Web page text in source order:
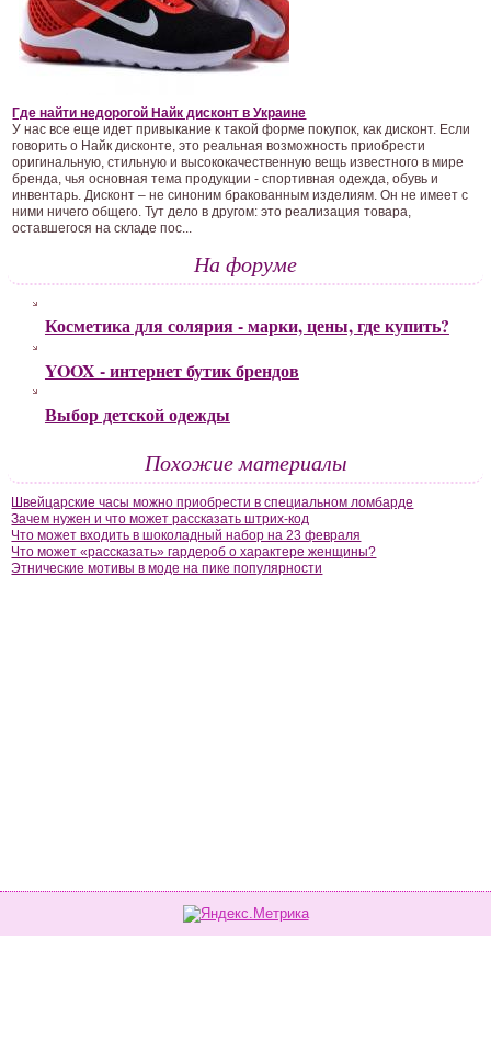
Где найти недорогой Найк дисконт в Украине
У нас все еще идет привыкание к такой форме покупок, как дисконт. Если
говорить о Найк дисконте, это реальная возможность приобрести
оригинальную, стильную и высококачественную вещь известного в мире
бренда, чья основная тема продукции - спортивная одежда, обувь и
инвентарь. Дисконт – не синоним бракованным изделиям. Он не имеет с
ними ничего общего. Тут дело в другом: это реализация товара,
оставшегося на складе пос...
На форуме
Косметика для солярия - марки, цены, где купить?
YOOX - интернет бутик брендов
Выбор детской одежды
Похожие материалы
Швейцарские часы можно приобрести в специальном ломбарде
Зачем нужен и что может рассказать штрих-код
Что может входить в шоколадный набор на 23 февраля
Что может «рассказать» гардероб о характере женщины?
Этнические мотивы в моде на пике популярности